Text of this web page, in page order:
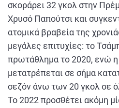
σκοράρει 32 γκολ στην
Χρυσό Παπούτσι και
ατομικά βραβεία της
μεγάλες επιτυχίες: το
πρωτάθλημα το 2020, ενώ η
μετατρέπεται σε σήμα
σεζόν άνω των 20 γκολ σε
Το 2022 προσθέτει ακόμη